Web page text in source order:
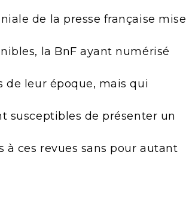
de la presse française mise
la BnF ayant numérisé
de leur époque, mais qui
susceptibles de présenter un
ces revues sans pour autant